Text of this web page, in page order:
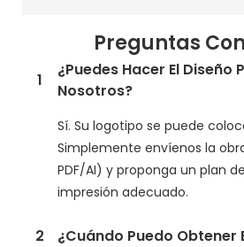
Preguntas
1
¿Puedes Hacer El Diseño
Nosotros?
Sí. Su logotipo se puede
Simplemente envíenos la
PDF/AI) y proponga un plan
impresión adecuado.
2 ¿Cuándo Puedo Obtener